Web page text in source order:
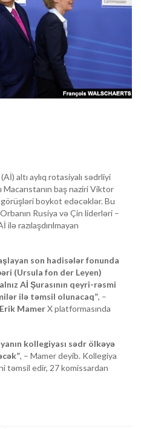
altı aylıq rotasiyalı sədrliyi
baş naziri Viktor
boykot edəcəklər. Bu
Rusiya və Çin liderləri –
razılaşdırılmayan
son hadisələr fonunda
(Ursula fon der Leyen)
Aİ Şurasının qeyri-rəsmi
ilə təmsil olunacaq”, –
Erik MamerX platformasında
kollegiyası sədr ölkəyə
, – Mamer deyib. Kollegiya
təmsil edir, 27 komissardan